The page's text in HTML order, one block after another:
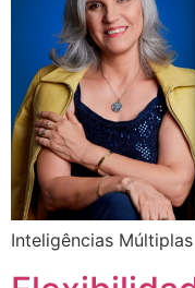
Inteligências Múltiplas